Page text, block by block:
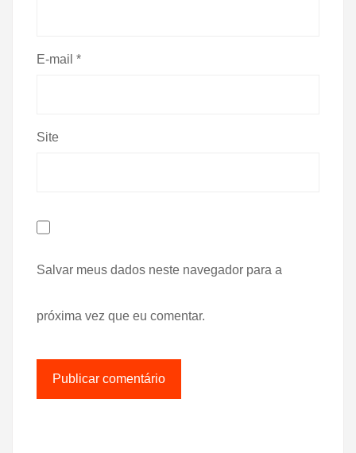
E-mail *
Site
Salvar meus dados neste navegador para a
próxima vez que eu comentar.